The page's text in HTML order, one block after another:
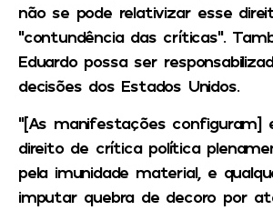
não se pode relativizar esse
“contundência das críticas”.
Eduardo possa ser
decisões dos Estados Unidos.
“[As manifestações configuram]
direito de crítica política
pela imunidade material, e
imputar quebra de decoro por